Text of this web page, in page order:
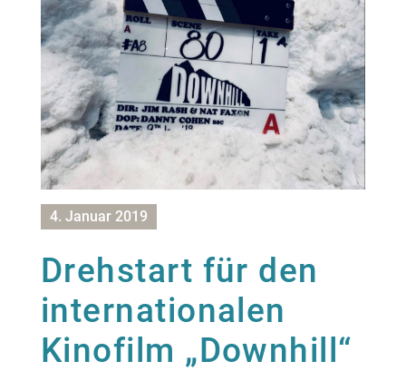
4. Januar 2019
Drehstart für den
internationalen
Kinofilm „Downhill“